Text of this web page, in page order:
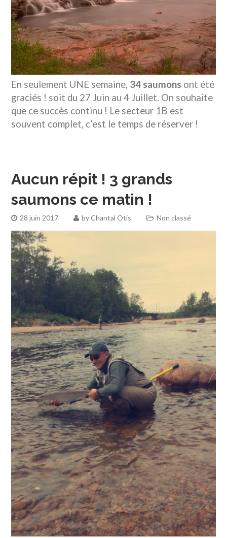
En seulement UNE semaine, 34 saumons ont été
graciés ! soit du 27 Juin au 4 Juillet. On souhaite
que ce succès continu ! Le secteur 1B est
souvent complet, c’est le temps de réserver !
Aucun répit ! 3 grands
saumons ce matin !
28 juin 2017 byChantal Otis Non classé